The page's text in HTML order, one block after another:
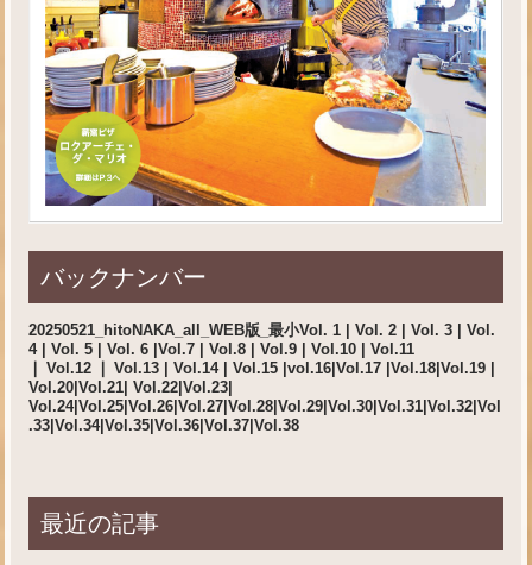
バックナンバー
20250521_hitoNAKA_all_WEB版_最小Vol. 1 |Vol. 2 |Vol. 3 |Vol.
4|Vol. 5 |Vol. 6 |Vol.7 |Vol.8 |Vol.9 |Vol.10 |Vol.11
Vol.12 Vol.13 |Vol.14|Vol.15 |vol.16 |Vol.17 |Vol.18 |Vol.19
Vol.20 |Vol.21 |Vol.22 |Vol.23
Vol.24|Vol.25 |Vol.26|Vol.27 |Vol.28 |Vol.29 |Vol.30 |Vol.31 |Vol.32 |Vol
.33|Vol.34|Vol.35 |Vol.36 |Vol.37 |Vol.38
最近の記事